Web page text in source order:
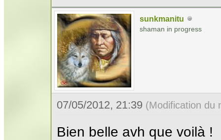
sunkmanitu
shaman in progress
07/05/2012, 21:39 (Modification du
Bien belle avh que voilà !